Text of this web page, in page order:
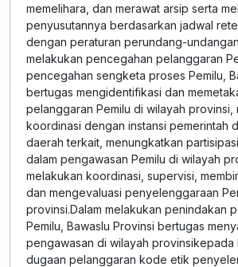
memelihara, dan merawat arsip serta
penyusutannya berdasarkan jadwal
dengan peraturan perundang-
melakukan pencegahan pelanggaran
pencegahan sengketa proses Pemilu,
bertugas mengidentifikasi dan
pelanggaran Pemilu di wilayah provinsi,
koordinasi dengan instansi pemerintah
daerah terkait, menungkatkan
dalam pengawasan Pemilu di wilayah
melakukan koordinasi, supervisi,
dan mengevaluasi penyelenggaraan
provinsi.Dalam melakukan penindakan
Pemilu, Bawaslu Provinsi bertugas
pengawasan di wilayah provinsikepada
dugaan pelanggaran kode etik